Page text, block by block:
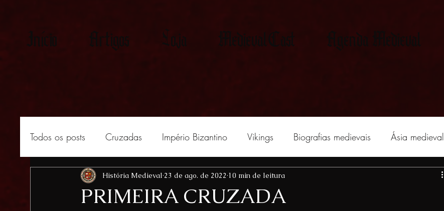
Início Artigos Loja MedievalCast Agenda Medieval
Todos os posts Cruzadas Império Bizantino Vikings Biografias medievais Ásia medieval
África medieval Curiosidades medievais
PRIMEIRA CRUZADA
História Medieval 23 de ago. de 2022 10 min de leitura